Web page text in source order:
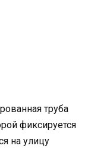
труба
фиксируется
на улицу